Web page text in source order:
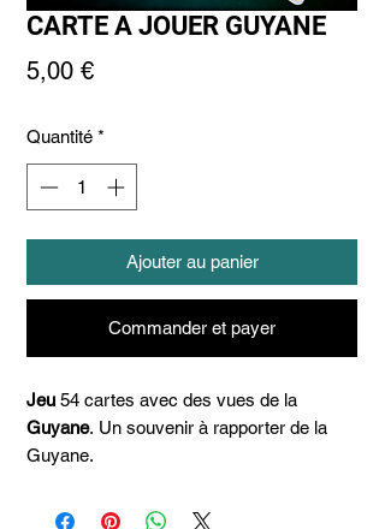
CARTE A JOUER GUYANE
5,00 €Prix
Quantité *
Ajouter au panier
Commander et payer
Jeu 54 cartes avec des vues de la
Guyane. Un souvenir à rapporter de la
Guyane.